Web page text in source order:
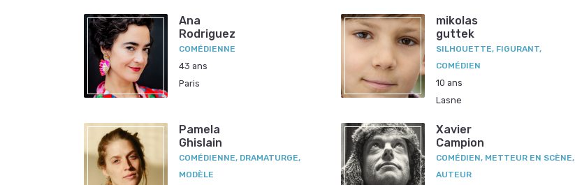
Ana
Rodriguez
COMÉDIENNE
43 ans
Paris
mikolas
guttek
SILHOUETTE, FIGURANT,
COMÉDIEN
10 ans
Lasne
Pamela
Ghislain
COMÉDIENNE, DRAMATURGE,
MODÈLE
Xavier
Campion
COMÉDIEN, METTEUR EN SCÈNE,
AUTEUR